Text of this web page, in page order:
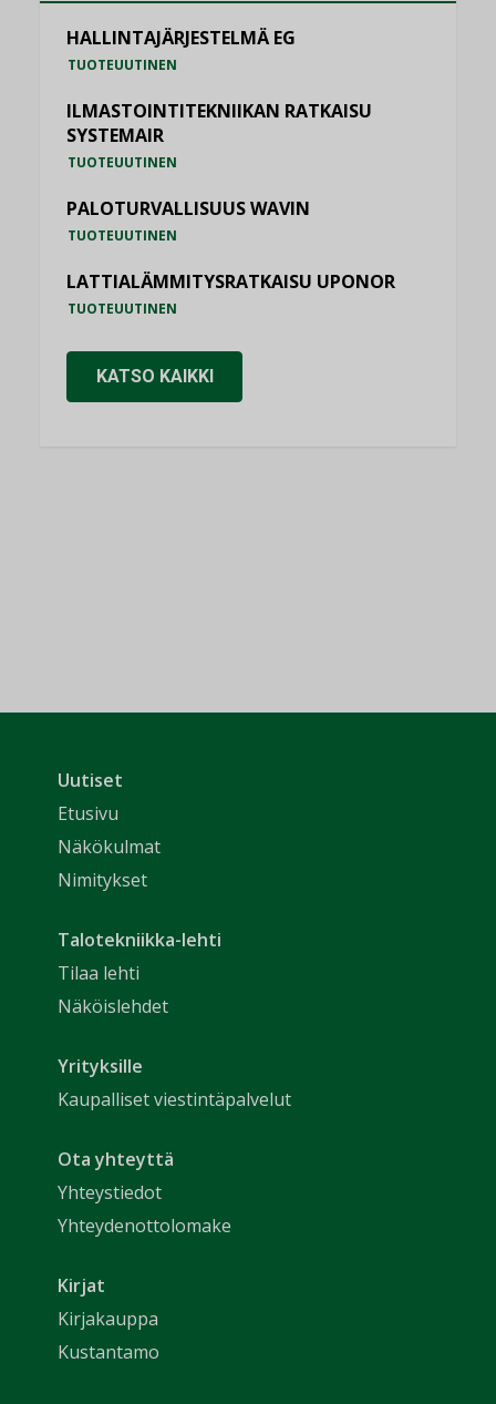
HALLINTAJÄRJESTELMÄ EG
TUOTEUUTINEN
ILMASTOINTITEKNIIKAN RATKAISU
SYSTEMAIR
TUOTEUUTINEN
PALOTURVALLISUUS WAVIN
TUOTEUUTINEN
LATTIALÄMMITYSRATKAISU UPONOR
TUOTEUUTINEN
KATSO KAIKKI
Uutiset
Etusivu
Näkökulmat
Nimitykset
Talotekniikka-lehti
Tilaa lehti
Näköislehdet
Yrityksille
Kaupalliset viestintäpalvelut
Ota yhteyttä
Yhteystiedot
Yhteydenottolomake
Kirjat
Kirjakauppa
Kustantamo